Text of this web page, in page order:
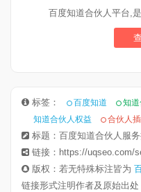
百度知道合伙人平台,
标签： 百度知道 知道
知道合伙人权益
合伙人
标题：百度知道合伙人服
链接：https://uqseo.com/
版权：若无特殊标注皆为
链接形式注明作者及原始出处